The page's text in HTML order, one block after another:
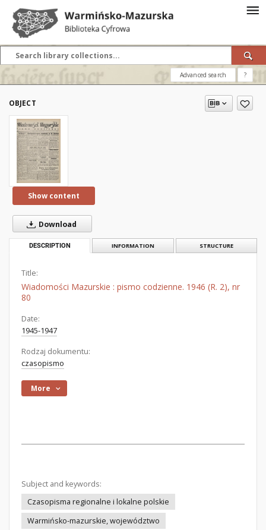
Advanced search ?
OBJECT
Show content
Download
DESCRIPTION INFORMATION STRUCTURE
Title:
Wiadomości Mazurskie : pismo codzienne. 1946 (R. 2), nr
80
Date:
1945-1947
Rodzaj dokumentu:
czasopismo
More
Subject and keywords:
Czasopisma regionalne i lokalne polskie
Warmińsko-mazurskie, województwo